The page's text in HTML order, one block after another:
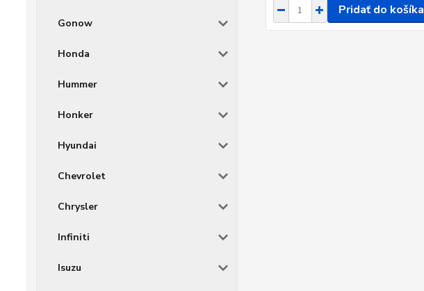
Gonow
Honda
Hummer
Honker
Hyundai
Chevrolet
Chrysler
Infiniti
Isuzu
Pridať do košíka